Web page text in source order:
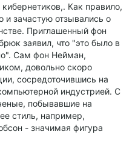
Как правило,
и зачастую отзывались о
Приглашенный фон
заявил, что "это было в
Сам фон Нейман,
довольно скоро
сосредоточившись на
индустрией. С
побывавшие на
стиль, например,
- значимая фигура